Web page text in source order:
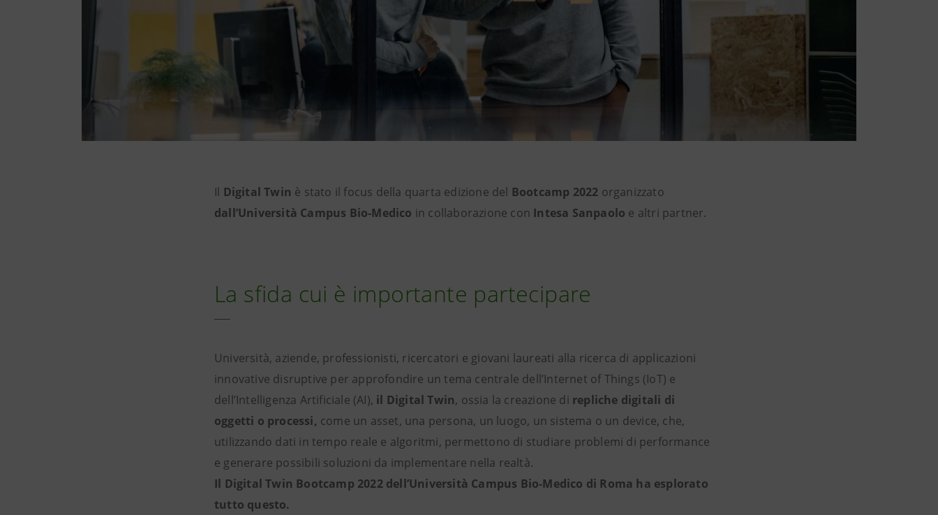
Il Digital Twin è stato il focus della quarta edizione del Bootcamp 2022 organizzato
dall’Università Campus Bio-Medico in collaborazione con Intesa Sanpaolo e altri partner.
La sfida cui è importante partecipare
Università, aziende, professionisti, ricercatori e giovani laureati alla ricerca di applicazioni
innovative disruptive per approfondire un tema centrale dell’Internet of Things (IoT) e
dell’Intelligenza Artificiale (AI), il Digital Twin, ossia la creazione di repliche digitali di
oggetti o processi, come un asset, una persona, un luogo, un sistema o un device, che,
utilizzando dati in tempo reale e algoritmi, permettono di studiare problemi di performance
e generare possibili soluzioni da implementare nella realtà.
Il Digital Twin Bootcamp 2022 dell’Università Campus Bio-Medico di Roma ha esplorato
tutto questo.